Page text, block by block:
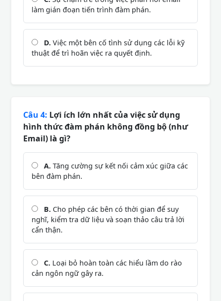
làm gián đoạn tiến trình đàm phán.
D. Việc một bên cố tình sử dụng các lỗi kỹ
thuật để trì hoãn việc ra quyết định.
Câu 4: Lợi ích lớn nhất của việc sử dụng
hình thức đàm phán không đồng bộ (như
Email) là gì?
A. Tăng cường sự kết nối cảm xúc giữa các
bên đàm phán.
B. Cho phép các bên có thời gian để suy
nghĩ, kiểm tra dữ liệu và soạn thảo câu trả lời
cẩn thận.
C. Loại bỏ hoàn toàn các hiểu lầm do rào
cản ngôn ngữ gây ra.